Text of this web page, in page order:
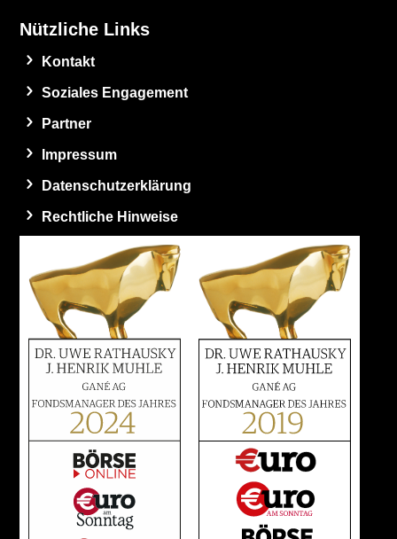
Nützliche Links
Kontakt
Soziales Engagement
Partner
Impressum
Datenschutzerklärung
Rechtliche Hinweise